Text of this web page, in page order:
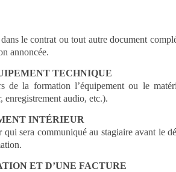
le contrat ou tout autre document
annoncée.
TECHNIQUE
de la formation l’équipement ou le
audio, etc.).
INTÉRIEUR
sera communiqué au stagiaire avant le
ET D’UNE FACTURE